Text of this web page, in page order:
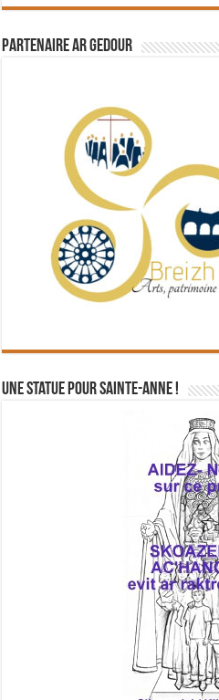
Partenaire Ar Gedour
Une statue pour Sainte-Anne !